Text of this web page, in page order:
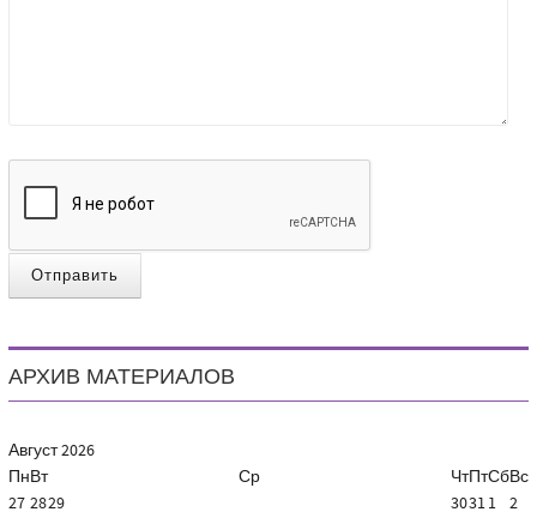
Отправить
АРХИВ МАТЕРИАЛОВ
Август2026
ПнВт Ср ЧтПтСбВс
27 2829 30311 2